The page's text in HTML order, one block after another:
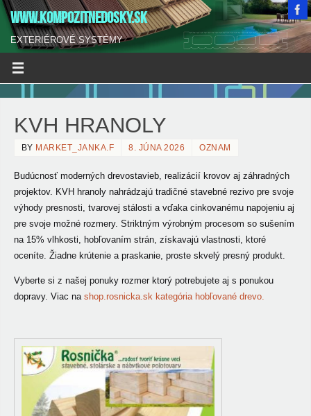
WWW.KOMPOZITNEDOSKY.SK
EXTERIÉROVÉ SYSTÉMY
KVH HRANOLY
BY MARKET_JANKA.F 8. JÚNA 2026 OZNAM
Budúcnosť moderných drevostavieb, realizácií krovov aj záhradných
projektov. KVH hranoly nahrádzajútradičné stavebné rezivo pre svoje
výhody presnosti, tvarovej stálosti a vďaka cinkovanému napojeniu aj
pre svoje možné rozmery. Striktným výrobným procesom so sušením
na 15% vlhkosti, hobľovaním strán, získavajú vlastnosti, ktoré
oceníte. Žiadne krútenie a praskanie, proste skvelý presný produkt.
Vyberte si z našej ponuky rozmer ktorý potrebujete aj s ponukou
dopravy. Viac na shop.rosnicka.sk kategória hobľované drevo.